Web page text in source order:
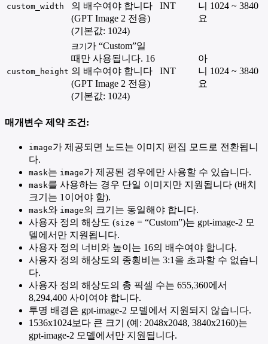
custom_width
의 배수여야 합니다
(GPT Image 2 전용)
(기본값: 1024)
INT
니
요
1024 ~ 3840
custom_height
크기 가 “Custom”일
때만 사용됩니다. 16
의 배수여야 합니다
(GPT Image 2 전용)
(기본값: 1024)
INT
아
니
요
1024 ~ 3840
매개변수 제약 조건:
image가 제공되면 노드는 이미지 편집 모드로 전환됩니
다.
mask는 image가 제공된 경우에만 사용할 수 있습니다.
mask를 사용하는 경우 단일 이미지만 지원됩니다 (배치
크기는 1이어야 함).
mask와 image의 크기는 동일해야 합니다.
사용자 정의 해상도 (size = “Custom”)는 gpt-image-2 모
델에서만 지원됩니다.
사용자 정의 너비와 높이는 16의 배수여야 합니다.
사용자 정의 해상도의 종횡비는 3:1을 초과할 수 없습니
다.
사용자 정의 해상도의 총 픽셀 수는 655,360에서
8,294,400 사이여야 합니다.
투명 배경은 gpt-image-2 모델에서 지원되지 않습니다.
1536x1024보다 큰 크기 (예: 2048x2048, 3840x2160)는
gpt-image-2 모델에서만 지원됩니다.